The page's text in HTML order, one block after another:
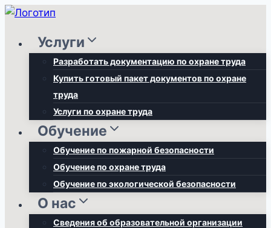
Перейти
содержимому
Услуги
Разработать документацию по охране труда
Купить готовый пакет документов по охране
труда
Услуги по охране труда
Обучение
Обучение по пожарной безопасности
Обучение по охране труда
Обучение по экологической безопасности
О нас
Сведения об образовательной организации